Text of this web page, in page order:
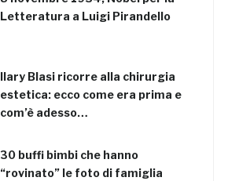
Letteratura a Luigi Pirandello
Ilary Blasi ricorre alla chirurgia
estetica: ecco come era prima e
com’è adesso…
30 buffi bimbi che hanno
“rovinato” le foto di famiglia